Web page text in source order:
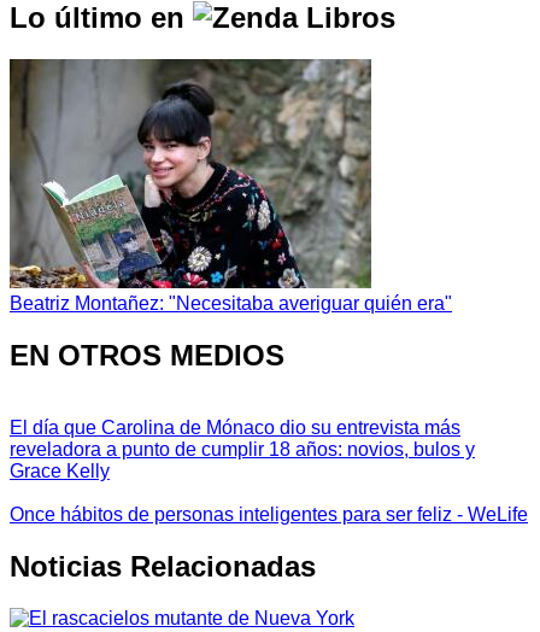
Lo último en
Beatriz Montañez: "Necesitaba averiguar quién era"
EN OTROS MEDIOS
El día que Carolina de Mónaco dio su entrevista más
reveladora a punto de cumplir 18 años: novios, bulos y
Grace Kelly
Once hábitos de personas inteligentes para ser feliz - WeLife
Noticias Relacionadas